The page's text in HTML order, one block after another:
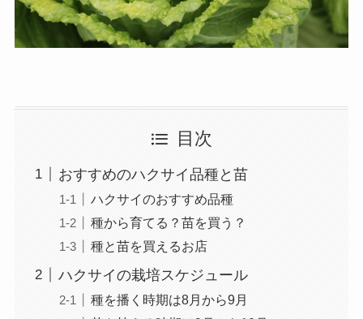
目次
おすすめのハクサイ品種と苗
ハクサイのおすすめ品種
種から育てる？苗を買う？
種と苗を買えるお店
ハクサイの栽培スケジュール
種を播く時期は8月から9月